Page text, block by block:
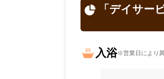
「デイサー
入浴※営業日により